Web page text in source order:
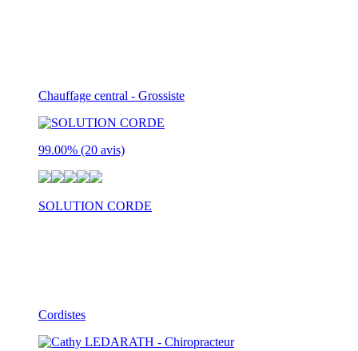
Chauffage central - Grossiste
99.00% (20 avis)
SOLUTION CORDE
Cordistes